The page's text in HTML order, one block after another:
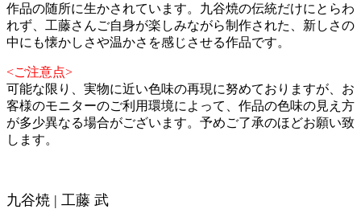
作品の随所に生かされています。九谷焼の伝統だけにとらわ
れず、工藤さんご自身が楽しみながら制作された、新しさの
中にも懐かしさや温かさを感じさせる作品です。
<ご注意点>
可能な限り、実物に近い色味の再現に努めておりますが、お
客様のモニターのご利用環境によって、作品の色味の見え方
が多少異なる場合がございます。予めご了承のほどお願い致
します。
九谷焼 | 工藤 武